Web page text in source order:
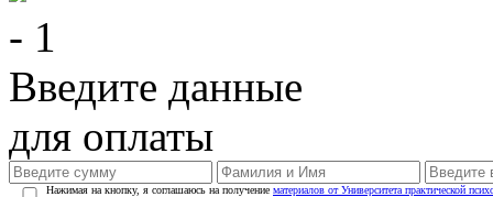
- 1
Введите данные
для оплаты
Нажимая на кнопку, я соглашаюсь на получение материалов от Университета практической